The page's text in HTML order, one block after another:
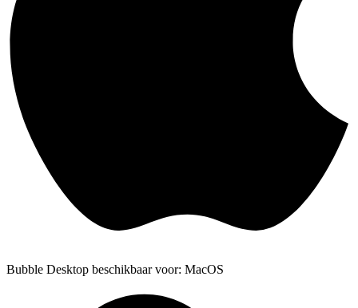
Bubble Desktop beschikbaar voor: MacOS